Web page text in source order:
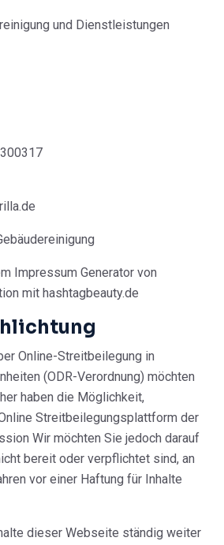
und Dienstleistungen
Impressum Generator von
mit hashtagbeauty.de
Online-Streitbeilegung in
(ODR-Verordnung) möchten
haben die Möglichkeit,
Streitbeilegungsplattform der
Wir möchten Sie jedoch darauf
bereit oder verpflichtet sind, an
vor einer Haftung für Inhalte
dieser Webseite ständig weiter